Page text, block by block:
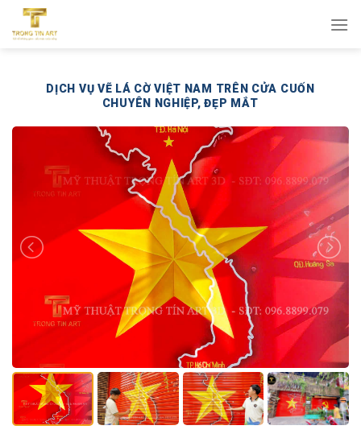
qua
DỊCH VỤ VẼ LÁ CỜ VIỆT NAM TRÊN CỬA CUỐN
CHUYÊN NGHIỆP, ĐẸP MẮT